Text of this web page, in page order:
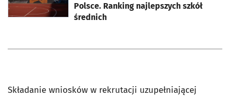
Polsce. Ranking najlepszych szkół
średnich
Składanie wniosków w rekrutacji uzupełniającej